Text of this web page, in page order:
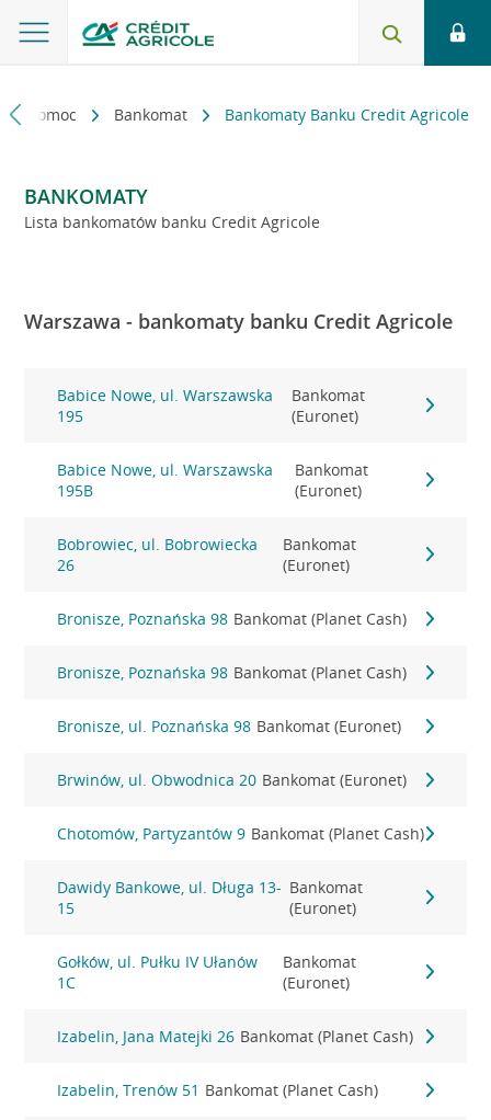
i pomoc Bankomat Bankomaty Banku Credit Agricole
BANKOMATY
Lista bankomatów banku Credit Agricole
Warszawa - bankomaty banku Credit Agricole
Babice Nowe, ul. Warszawska
195
Bankomat
(Euronet)
Babice Nowe, ul. Warszawska
195B
Bankomat
(Euronet)
Bobrowiec, ul. Bobrowiecka
26
Bankomat
(Euronet)
Bronisze, Poznańska 98 Bankomat (Planet Cash)
Bronisze, Poznańska 98 Bankomat (Planet Cash)
Bronisze, ul. Poznańska 98 Bankomat (Euronet)
Brwinów, ul. Obwodnica 20 Bankomat (Euronet)
Chotomów, Partyzantów 9 Bankomat (Planet Cash)
Dawidy Bankowe, ul. Długa 13-
15
Bankomat
(Euronet)
Gołków, ul. Pułku IV Ułanów
1C
Bankomat
(Euronet)
Izabelin, Jana Matejki 26 Bankomat (Planet Cash)
Izabelin, Trenów 51 Bankomat (Planet Cash)